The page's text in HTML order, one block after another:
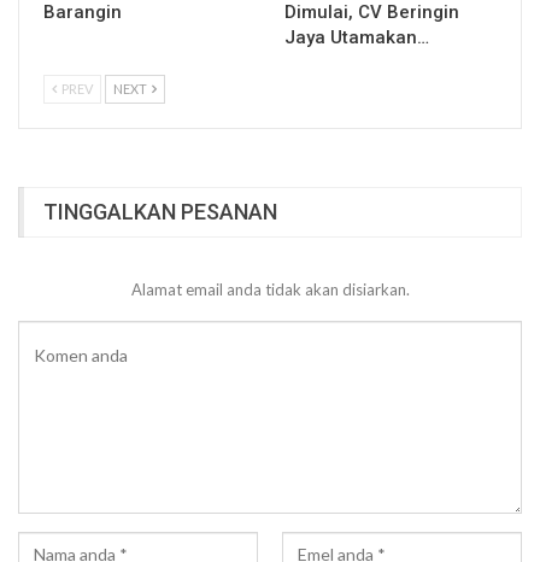
Barangin
Dimulai, CV Beringin
Jaya Utamakan…
PREV NEXT
TINGGALKAN PESANAN
Alamat email anda tidak akan disiarkan.